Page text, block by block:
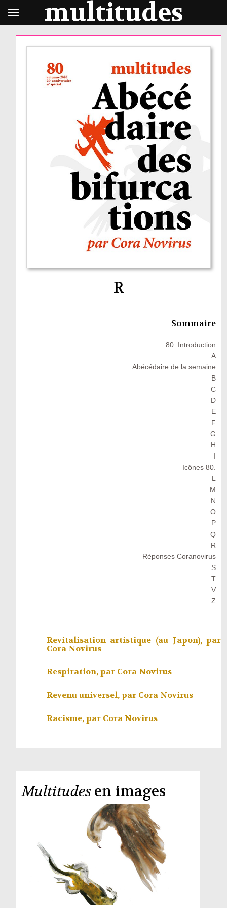
R
Sommaire
80. Introduction
A
Abécédaire de la semaine
B
C
D
E
F
G
H
I
Icônes 80.
L
M
N
O
P
Q
R
Réponses Coranovirus
S
T
V
Z
Revitalisation artistique (au Japon), par
Cora Novirus
Respiration, par Cora Novirus
Revenu universel, par Cora Novirus
Racisme, par Cora Novirus
Multitudesen images
multitudes